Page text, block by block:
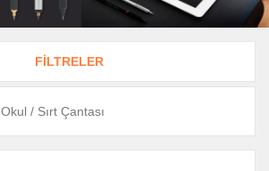
FİLTRELER
Okul / Sırt Çantası